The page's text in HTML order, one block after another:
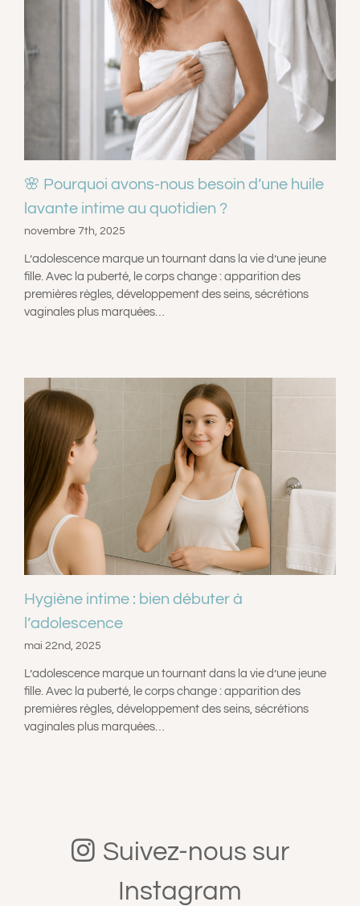
🌸 Pourquoi avons-nous besoin d’une huile
lavante intime au quotidien ?
novembre 7th, 2025
L’adolescence marque un tournant dans la vie d’une jeune
fille. Avec la puberté, le corps change : apparition des
premières règles, développement des seins, sécrétions
vaginales plus marquées…
Hygiène intime : bien débuter à
l’adolescence
mai 22nd, 2025
L’adolescence marque un tournant dans la vie d’une jeune
fille. Avec la puberté, le corps change : apparition des
premières règles, développement des seins, sécrétions
vaginales plus marquées…
Suivez-nous sur
Instagram